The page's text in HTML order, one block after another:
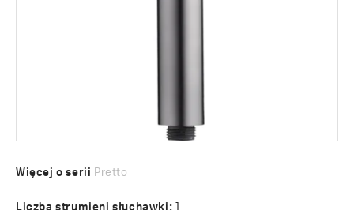
Więcej o serii Pretto